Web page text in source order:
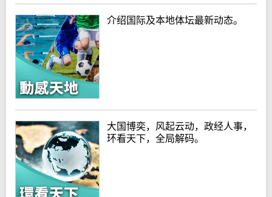
介绍国际及本地体坛最新动态。
大国博奕，风起云动，政经人事，
环看天下，全局解码。